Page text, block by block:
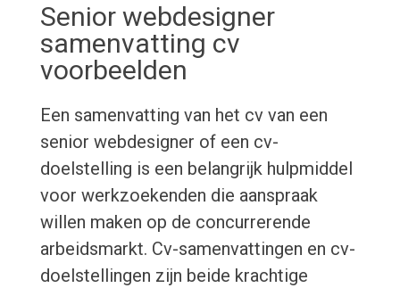
Senior webdesigner
samenvatting cv
voorbeelden
Een samenvatting van het cv van een
senior webdesigner of een cv-
doelstelling is een belangrijk hulpmiddel
voor werkzoekenden die aanspraak
willen maken op de concurrerende
arbeidsmarkt. Cv-samenvattingen en cv-
doelstellingen zijn beide krachtige